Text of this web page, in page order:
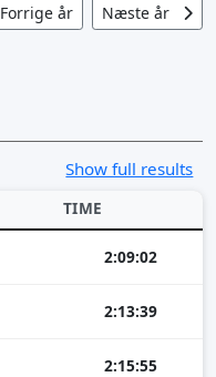
Forrige år Næste år
Show full results
TIME
2:09:02
2:13:39
2:15:55